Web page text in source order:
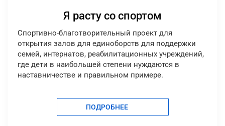
Я расту со спортом
Cпортивно-благотворительный проект для
открытия залов для единоборств для поддержки
семей, интернатов, реабилитационных учреждений,
где дети в наибольшей степени нуждаются в
наставничестве и правильном примере.
ПОДРОБНЕЕ